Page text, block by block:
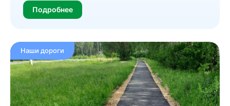
Подробнее
Наши дороги